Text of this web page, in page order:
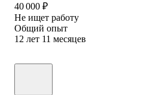
40 000 ₽
Не ищет работу
Общий опыт
12 лет 11 месяцев